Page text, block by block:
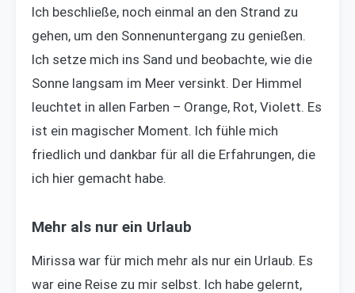
Ich beschließe, noch einmal an den Strand zu
gehen, um den Sonnenuntergang zu genießen.
Ich setze mich ins Sand und beobachte, wie die
Sonne langsam im Meer versinkt. Der Himmel
leuchtet in allen Farben – Orange, Rot, Violett. Es
ist ein magischer Moment. Ich fühle mich
friedlich und dankbar für all die Erfahrungen, die
ich hier gemacht habe.
Mehr als nur ein Urlaub
Mirissa war für mich mehr als nur ein Urlaub. Es
war eine Reise zu mir selbst. Ich habe gelernt,